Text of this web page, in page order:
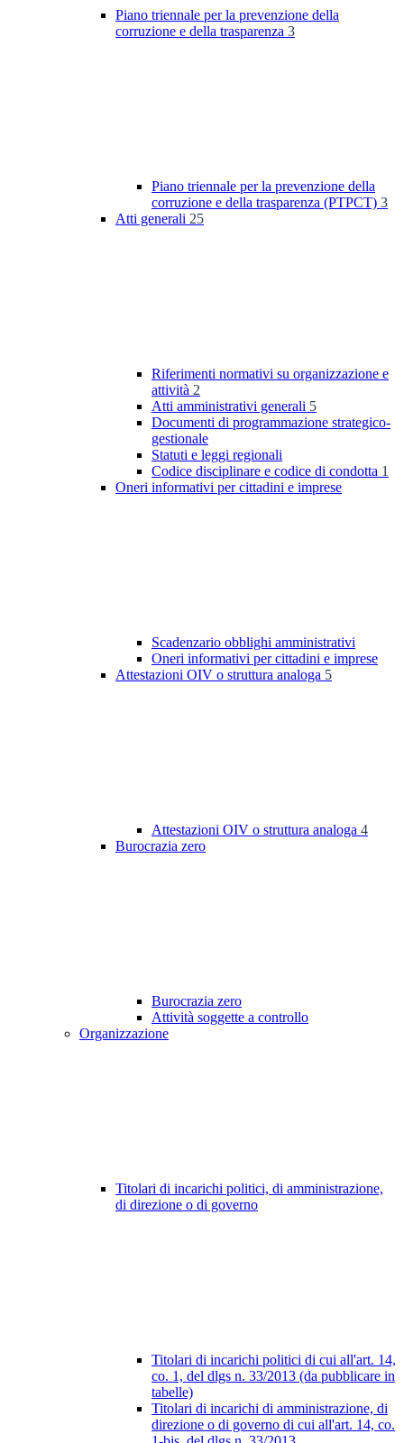
Piano triennale per la prevenzione della
corruzione e della trasparenza 3
Piano triennale per la prevenzione della
corruzione e della trasparenza (PTPCT) 3
Atti generali 25
Riferimenti normativi su organizzazione e
attività 2
Atti amministrativi generali 5
Documenti di programmazione strategico-
gestionale
Statuti e leggi regionali
Codice disciplinare e codice di condotta 1
Oneri informativi per cittadini e imprese
Scadenzario obblighi amministrativi
Oneri informativi per cittadini e imprese
Attestazioni OIV o struttura analoga 5
Attestazioni OIV o struttura analoga 4
Burocrazia zero
Burocrazia zero
Attività soggette a controllo
Organizzazione
Titolari di incarichi politici, di amministrazione,
di direzione o di governo
Titolari di incarichi politici di cui all'art. 14,
co. 1, del dlgs n. 33/2013 (da pubblicare in
tabelle)
Titolari di incarichi di amministrazione, di
direzione o di governo di cui all'art. 14, co.